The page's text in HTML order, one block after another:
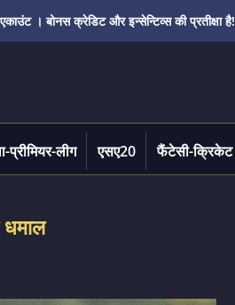
। बोनस क्रेडिट और इन्सेन्टिव्स की प्रतीक्षा है!
प्रीमियर-लीग एसए20 फैंटेसी-क्रिकेट